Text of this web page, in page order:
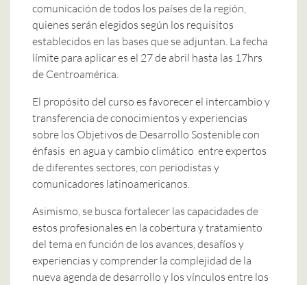
comunicación de todos los países de la región,
quienes serán elegidos según los requisitos
establecidos en las bases que se adjuntan. La fecha
límite para aplicar es el 27 de abril hasta las 17hrs
de Centroamérica.
El propósito del curso es favorecer el intercambio y
transferencia de conocimientos y experiencias
sobre los Objetivos de Desarrollo Sostenible con
énfasis en agua y cambio climático entre expertos
de diferentes sectores, con periodistas y
comunicadores latinoamericanos.
Asimismo, se busca fortalecer las capacidades de
estos profesionales en la cobertura y tratamiento
del tema en función de los avances, desafíos y
experiencias y comprender la complejidad de la
nueva agenda de desarrollo y los vínculos entre los